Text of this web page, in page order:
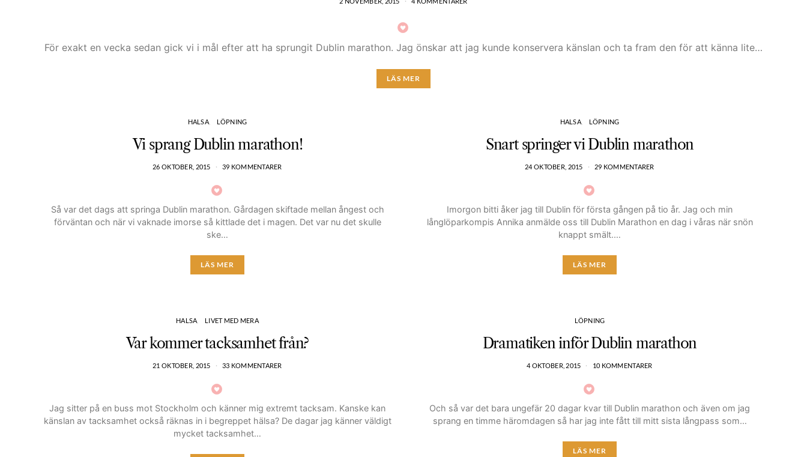
För exakt en vecka sedan gick vi i mål efter att ha sprungit Dublin marathon. Jag önskar att jag kunde konservera känslan och ta fram den för att känna lite…
LÄS MER
HALSA LÖPNING
Vi sprang Dublin marathon!
26 OKTOBER, 2015 39 KOMMENTARER
Så var det dags att springa Dublin marathon. Gårdagen skiftade mellan ångest och
förväntan och när vi vaknade imorse så kittlade det i magen. Det var nu det skulle
ske…
LÄS MER
HALSA LÖPNING
Snart springer vi Dublin marathon
24 OKTOBER, 2015 29 KOMMENTARER
Imorgon bitti åker jag till Dublin för första gången på tio år. Jag och min
långlöparkompis Annika anmälde oss till Dublin Marathon en dag i våras när snön
knappt smält.…
LÄS MER
HALSA LIVET MED MERA
Var kommer tacksamhet från?
21 OKTOBER, 2015 33 KOMMENTARER
Jag sitter på en buss mot Stockholm och känner mig extremt tacksam. Kanske kan
känslan av tacksamhet också räknas in i begreppet hälsa? De dagar jag känner väldigt
mycket tacksamhet…
LÖPNING
Dramatiken inför Dublin marathon
4 OKTOBER, 2015 10 KOMMENTARER
Och så var det bara ungefär 20 dagar kvar till Dublin marathon och även om jag
sprang en timme häromdagen så har jag inte fått till mitt sista långpass som…
LÄS MER